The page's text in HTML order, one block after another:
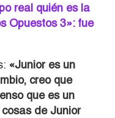
real quién es la
Opuestos 3»: fue
«Junior es un
creo que
que es un
de Junior